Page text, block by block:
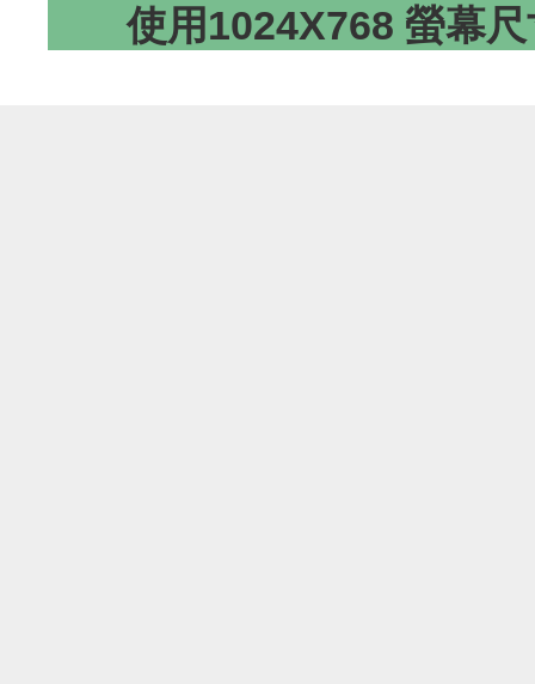
使用1024X768 螢幕